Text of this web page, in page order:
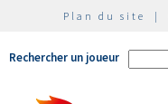
Plan du site |
Rechercher un joueur